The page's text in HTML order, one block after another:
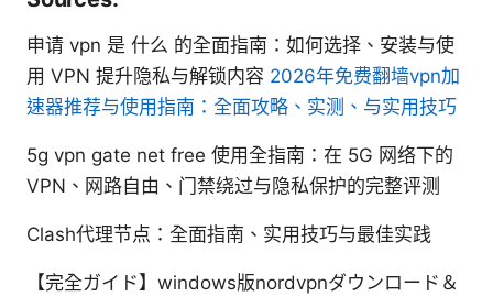
申请 vpn 是 什么 的全面指南：如何选择、安装与使
用 VPN 提升隐私与解锁内容 2026年免费翻墙vpn加
速器推荐与使用指南：全面攻略、实测、与实用技巧
5g vpn gate net free 使用全指南：在 5G 网络下的
VPN、网路自由、门禁绕过与隐私保护的完整评测
Clash代理节点：全面指南、实用技巧与最佳实践
【完全ガイド】windows版nordvpnダウンロード＆